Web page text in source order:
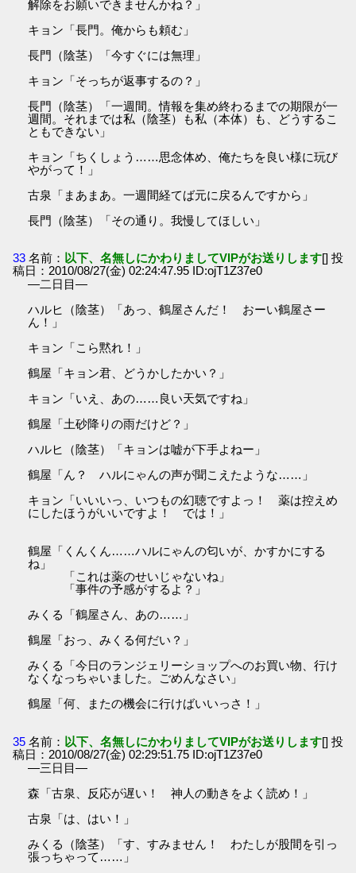
解除をお願いできませんかね？」
キョン「長門。俺からも頼む」
長門（陰茎）「今すぐには無理」
キョン「そっちが返事するの？」
長門（陰茎）「一週間。情報を集め終わるまでの期限が一
週間。それまでは私（陰茎）も私（本体）も、どうするこ
ともできない」
キョン「ちくしょう……思念体め、俺たちを良い様に玩び
やがって！」
古泉「まあまあ。一週間経てば元に戻るんですから」
長門（陰茎）「その通り。我慢してほしい」
33 名前： 以下、名無しにかわりましてVIPがお送りします[] 投
稿日：2010/08/27(金) 02:24:47.95 ID:ojT1Z37e0
―二日目―
ハルヒ（陰茎）「あっ、鶴屋さんだ！ おーい鶴屋さー
ん！」
キョン「こら黙れ！」
鶴屋「キョン君、どうかしたかい？」
キョン「いえ、あの……良い天気ですね」
鶴屋「土砂降りの雨だけど？」
ハルヒ（陰茎）「キョンは嘘が下手よねー」
鶴屋「ん？ ハルにゃんの声が聞こえたような……」
キョン「いいいっ、いつもの幻聴ですよっ！ 薬は控えめ
にしたほうがいいですよ！ では！」
鶴屋「くんくん……ハルにゃんの匂いが、かすかにする
ね」
「これは薬のせいじゃないね」
「事件の予感がするよ？」
みくる「鶴屋さん、あの……」
鶴屋「おっ、みくる何だい？」
みくる「今日のランジェリーショップへのお買い物、行け
なくなっちゃいました。ごめんなさい」
鶴屋「何、またの機会に行けばいいっさ！」
35 名前： 以下、名無しにかわりましてVIPがお送りします[] 投
稿日：2010/08/27(金) 02:29:51.75 ID:ojT1Z37e0
―三日目―
森「古泉、反応が遅い！ 神人の動きをよく読め！」
古泉「は、はい！」
みくる（陰茎）「す、すみません！ わたしが股間を引っ
張っちゃって……」